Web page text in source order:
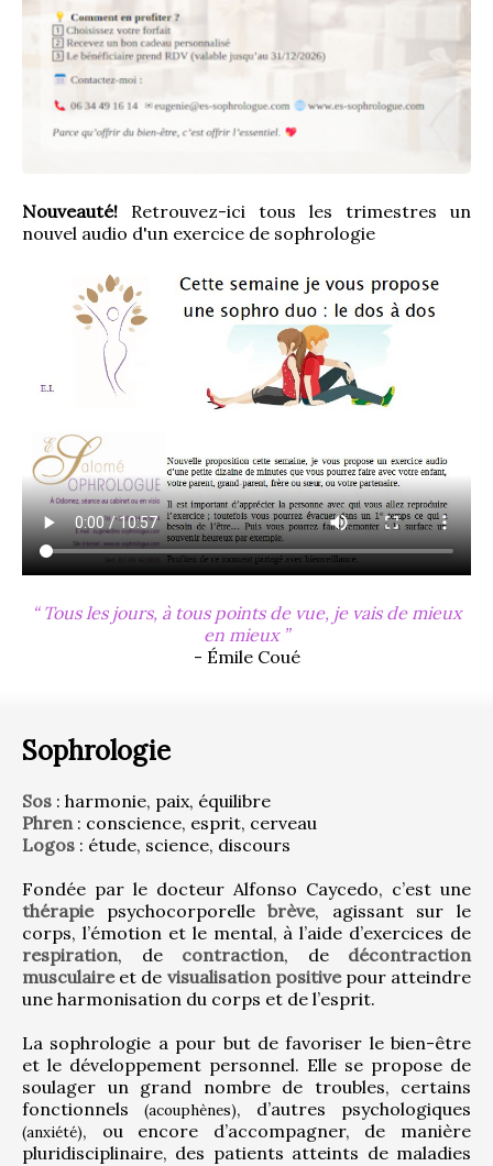
Nouveauté! Retrouvez-ici tous les trimestres un
nouvel audio d'un exercice de sophrologie
Tous les jours, à tous points de vue, je vais de mieux
en mieux
- Émile Coué
Sophrologie
Sos : harmonie, paix, équilibre
Phren : conscience, esprit, cerveau
Logos : étude, science, discours
thérapie psychocorporelle brève, agissant sur le
respiration, de contraction, de décontraction
musculaire et de visualisation positive pour atteindre
une harmonisation du corps et de l’esprit.
La sophrologie a pour but de favoriser le bien-être
et le développement personnel. Elle se propose de
soulager un grand nombre de troubles, certains
fonctionnels (acouphènes)
(anxiété), ou encore d’accompagner, de manière
pluridisciplinaire, des patients atteints de maladies